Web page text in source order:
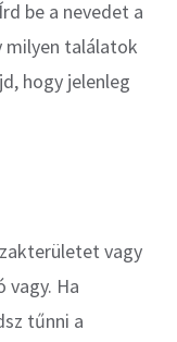
be a nevedet a
milyen találatok
hogy jelenleg
vagy
vagy. Ha
tűnni a